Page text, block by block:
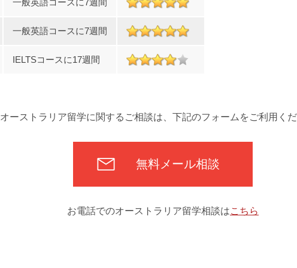
一般英語コースに7週間
IELTSコースに17週間
オーストラリア留学に関するご相談は、下記のフォームをご利用く
無料メール相談
お電話でのオーストラリア留学相談はこちら